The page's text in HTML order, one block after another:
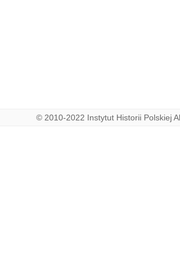
© 2010-2022 Instytut Historii Polskiej